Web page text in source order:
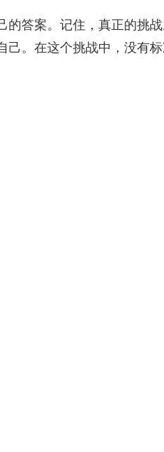
答案。记住，真正的挑
。在这个挑战中，没有